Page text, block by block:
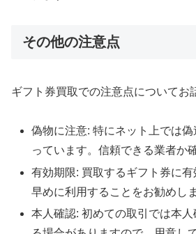
その他の注意点
ギフト券買取での注意点についてお
偽物に注意: 特にネット上では
っています。信頼できる業者か
有効期限: 買取するギフト券に有
早めに利用することをお勧めしま
本人確認: 初めての取引では本